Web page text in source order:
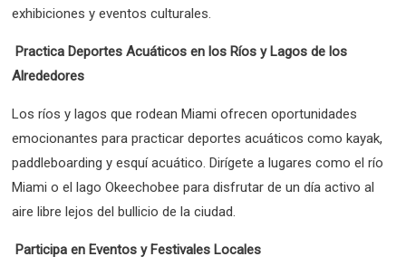
exhibiciones y eventos culturales.
Practica Deportes Acuáticos en los Ríos y Lagos de los
Alrededores
Los ríos y lagos que rodean Miami ofrecen oportunidades
emocionantes para practicar deportes acuáticos como kayak,
paddleboarding y esquí acuático. Dirígete a lugares como el río
Miami o el lago Okeechobee para disfrutar de un día activo al
aire libre lejos del bullicio de la ciudad.
Participa en Eventos y Festivales Locales